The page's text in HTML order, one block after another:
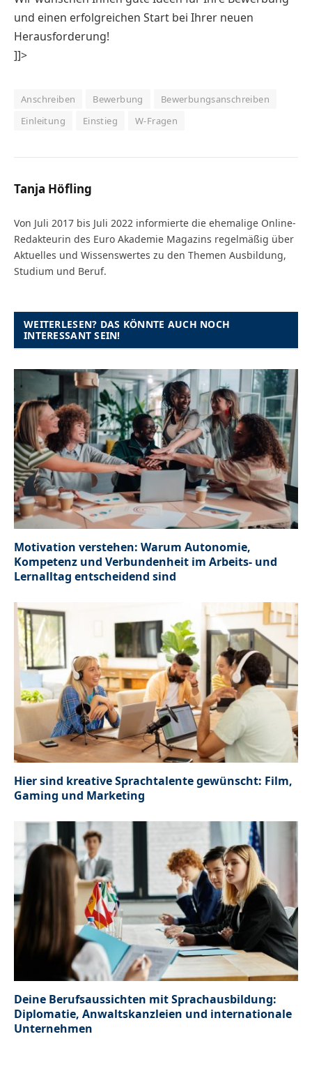
und einen erfolgreichen Start bei Ihrer neuen
Herausforderung!
]]>
Anschreiben Bewerbung
Bewerbungsanschreiben
Einleitung
Einstieg W-Fragen
Tanja Höfling
Von Juli 2017 bis Juli 2022 informierte die ehemalige Online-
Redakteurin des Euro Akademie Magazins regelmäßig über
Aktuelles und Wissenswertes zu den Themen Ausbildung,
Studium und Beruf.
WEITERLESEN? DAS KÖNNTE AUCH NOCH
INTERESSANT SEIN!
Motivation verstehen: Warum Autonomie,
Kompetenz und Verbundenheit im Arbeits- und
Lernalltag entscheidend sind
Hier sind kreative Sprachtalente gewünscht: Film,
Gaming und Marketing
Deine Berufsaussichten mit Sprachausbildung:
Diplomatie, Anwaltskanzleien und internationale
Unternehmen